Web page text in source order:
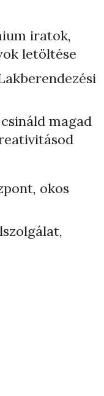
iratok,
letöltése
magad
okos